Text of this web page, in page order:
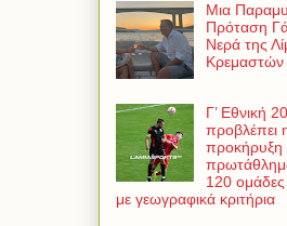
Μια
Πρόταση
Νερά της
Κρεμαστών
Γ’ Εθνική
προβλέπει
προκήρυξη
120 ομάδες
με γεωγραφικά κριτήρια